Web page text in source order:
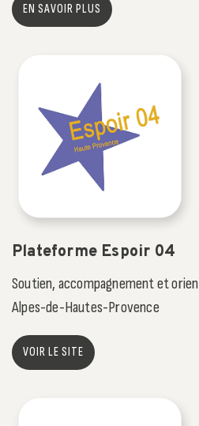
EN SAVOIR PLUS
Plateforme Espoir 04
Soutien, accompagnement et
Alpes-de-Hautes-Provence
VOIR LE SITE